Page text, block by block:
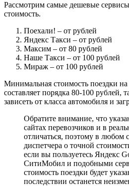
Рассмотрим самые дешевые
стоимость.
Поехали! – от рублей
Яндекс Такси – от рублей
Максим – от 80 рублей
Наше Такси – от 100 рублей
Мираж – от 100 рублей
Минимальная стоимость поездки
составляет порядка 80-100 рублей,
зависеть от класса автомобиля и
Обратите внимание, что
сайтах перевозчиков и в
отличаться, поэтому в любом
диспетчера о точной
если вы пользуетесь Яндекс
СитиМобил и подобными
стоимость поездки будет
последствии останется